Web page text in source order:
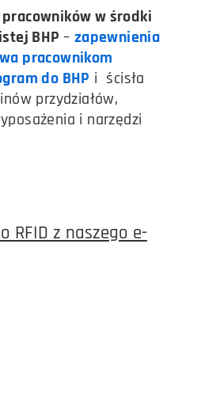
w środki
BHP – zapewnienia
pracownikom
do BHP i ścisła
przydziałów,
i narzędzi
RFID z naszego e-